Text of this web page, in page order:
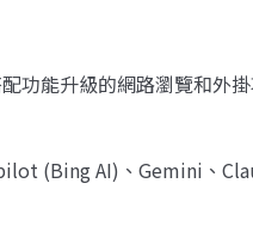
功能升級的網路瀏覽和外
(Bing AI)、Gemini、